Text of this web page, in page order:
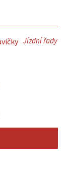
Jízdní řady